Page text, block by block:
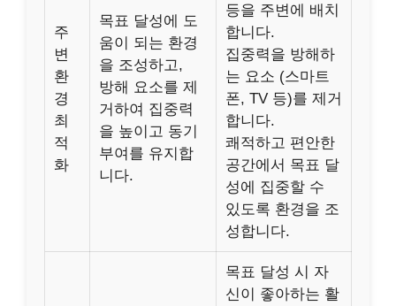
주
변
환
경
최
적
화
목표 달성에 도
움이 되는 환경
을 조성하고,
방해 요소를 제
거하여 집중력
을 높이고 동기
부여를 유지합
니다.
등을 주변에 배치
합니다.
집중력을 방해하
는 요소 (스마트
폰, TV 등)를 제거
합니다.
쾌적하고 편안한
공간에서 목표 달
성에 집중할 수
있도록 환경을 조
성합니다.
목표 달성 시 자
신이 좋아하는 활